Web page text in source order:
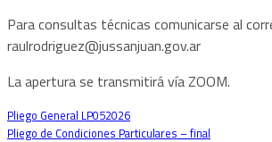
Para consultas técnicas comunicarse al
raulrodriguez@jussanjuan.gov.ar
La apertura se transmitirá vía ZOOM.
Pliego General LP052026
Pliego de Condiciones Particulares – final